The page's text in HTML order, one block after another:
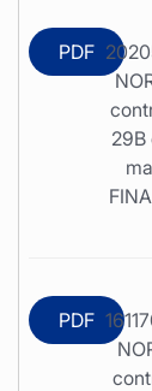
PDF
29B
PDF